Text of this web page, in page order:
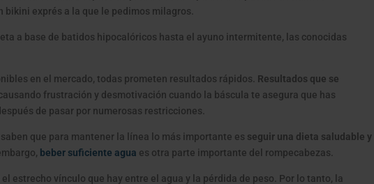
bikini exprés a la que le pedimos milagros.
a base de batidos hipocalóricos hasta el ayuno intermitente, las conocidas
en el mercado, todas prometen resultados rápidos. Resultados que se
frustración y desmotivación cuando la báscula te asegura que has
de pasar por numerosas restricciones.
que para mantener la línea lo más importante es seguir una dieta saludable y
beber suficiente agua es otra parte importante del rompecabezas.
estrecho vínculo que hay entre el agua y la pérdida de peso. Por lo tanto, la